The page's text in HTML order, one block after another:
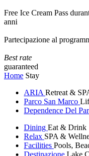
Free Ice Cream Pass
anni
Partecipazione al
Best rate
guaranteed
Home Stay
ARIA Retreat &
Parco San Marco
Dependence Del
Dining Eat & Drink
Relax SPA &
Facilities Pools,
Destinazione Lake